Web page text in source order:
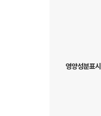
영양성분표시